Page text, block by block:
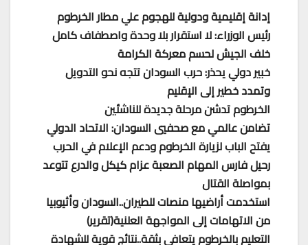
إدانة إقليمية ودولية للهجوم علي مطار الخرطوم
رئيس الوزراء: لا استقرار بلا وحدة واصطفاف كامل
خلف الجيش لحسم معركة الكرامة
خبير دولي يحذر: حرب السودان تتجه نحو التدويل
وتمدد خطير إلى الإقليم
الخرطوم تدشن مرحلة جديدة للناشئين
تضامن عالمي مع صحفيي السودان: الاتحاد الدولي
يفتح الباب لزيارة الخرطوم ودعم الإعلام في الحرب
رحيل فارس المهام الصعبة عزام كيكل والدرع تتوعد
بمواصلة القتال
استخدمت أراضيها منصات للطيران..السودان وأثيوبيا
من الاتهامات إلى المواجهة العلنية(تقرير)
التعليم بالخرطوم يتعافى بثقة..نتائج قوية للشهادة